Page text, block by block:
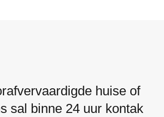
huise of
sal binne 24 uur kontak